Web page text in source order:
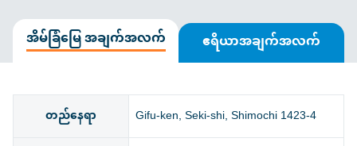
အိမ်ခြံမြေ အချက်အလက် ဧရိယာအချက်အလက်
တည်နေရာ
Gifu-ken, Seki-shi, Shimochi 1423-4